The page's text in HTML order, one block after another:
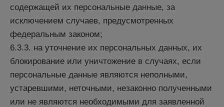
содержащей их персональные данные, за
исключением случаев, предусмотренных
федеральным законом;
6.3.3. на уточнение их персональных данных, их
блокирование или уничтожение в случаях, если
персональные данные являются неполными,
устаревшими, неточными, незаконно полученными
или не являются необходимыми для заявленной